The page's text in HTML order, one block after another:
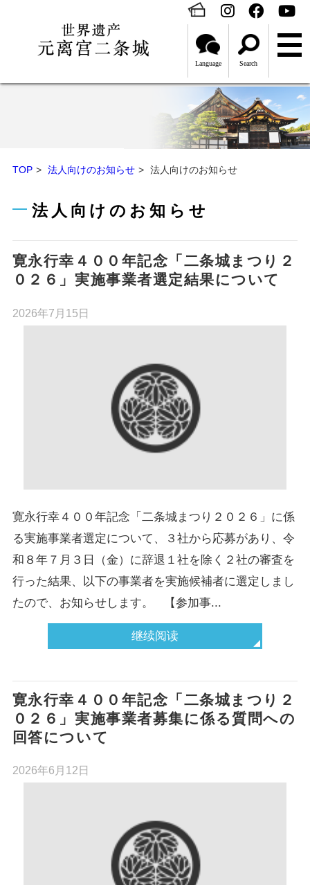
Language Search
TOP 法人向けのお知らせ 法人向けのお知らせ
法人向けのお知らせ
寛永行幸４００年記念「二条城まつり２
０２６」実施事業者選定結果について
2026年7月15日
寛永行幸４００年記念「二条城まつり２０２６」に係
る実施事業者選定について、３社から応募があり、令
和８年７月３日（金）に辞退１社を除く２社の審査を
行った結果、以下の事業者を実施候補者に選定しまし
たので、お知らせします。 【参加事...
继续阅读
寛永行幸４００年記念「二条城まつり２
０２６」実施事業者募集に係る質問への
回答について
2026年6月12日